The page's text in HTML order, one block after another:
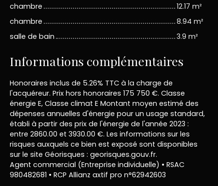
chambre
12.17 m²
chambre
8.94 m²
salle de bain
3.9 m²
Informations complémentaires
Honoraires inclus de 5.26% TTC à la charge de
l'acquéreur. Prix hors honoraires 175 750 €. Classe
énergie E, Classe climat E Montant moyen estimé des
dépenses annuelles d'énergie pour un usage standard,
établi à partir des prix de l'énergie de l'année 2023 :
entre 2860.00 et 3930.00 €. Les informations sur les
risques auxquels ce bien est exposé sont disponibles
sur le site Géorisques : georisques.gouv.fr.
Agent commercial (Entreprise individuelle) • RSAC
980482681 • RCP Allianz axtif pro n°62942603